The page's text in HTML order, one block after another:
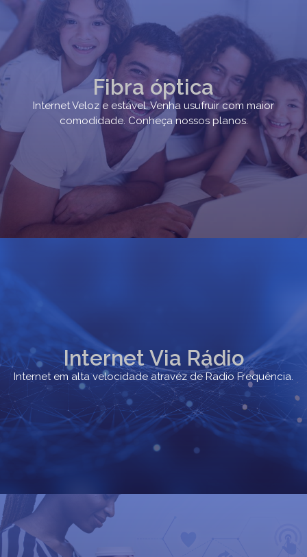
Fibra óptica
Internet Veloz e estável. Venha usufruir com maior
comodidade. Conheça nossos planos.
Internet Via Rádio
Internet em alta velocidade atravéz de Radio Frequência.